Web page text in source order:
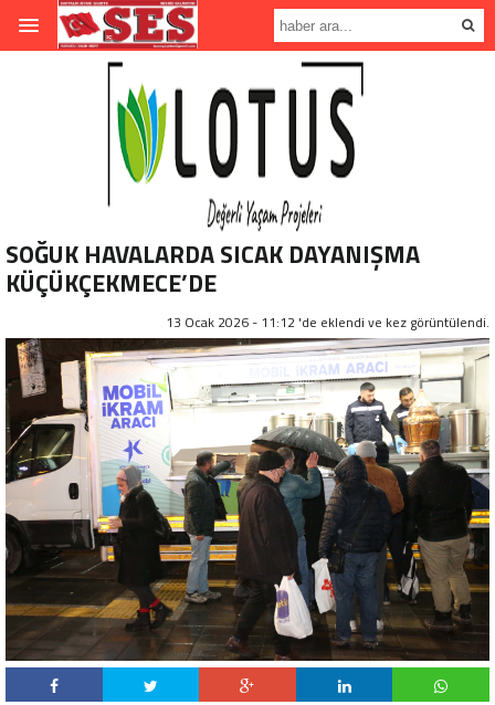
SOĞUK HAVALARDA SICAK DAYANIŞMA
KÜÇÜKÇEKMECE’DE
13 Ocak 2026 - 11:12 'de eklendi ve kez görüntülendi.